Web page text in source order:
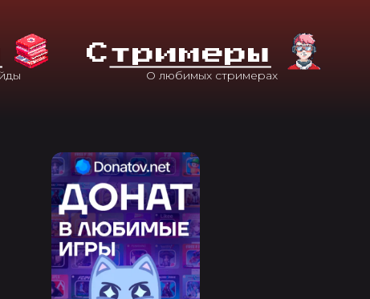
С Тримеры